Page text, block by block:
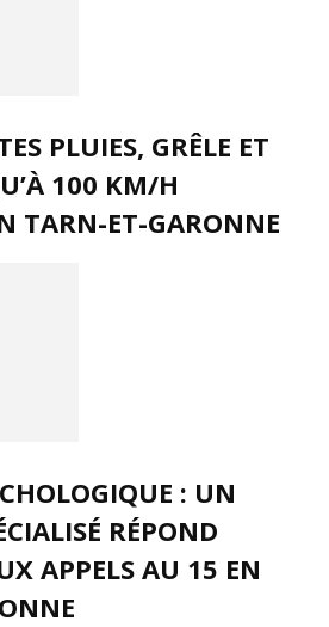
PLUIES, GRÊLE ET
100 KM/H
TARN-ET-GARONNE
: UN
RÉPOND
APPELS AU 15 EN